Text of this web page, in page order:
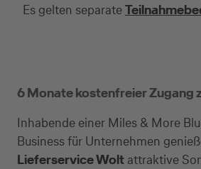
Es gelten separate
6 Monate kostenfreier Zugang
Inhabende einer Miles & More
Business für Unternehmen
Lieferservice Wolt attraktive